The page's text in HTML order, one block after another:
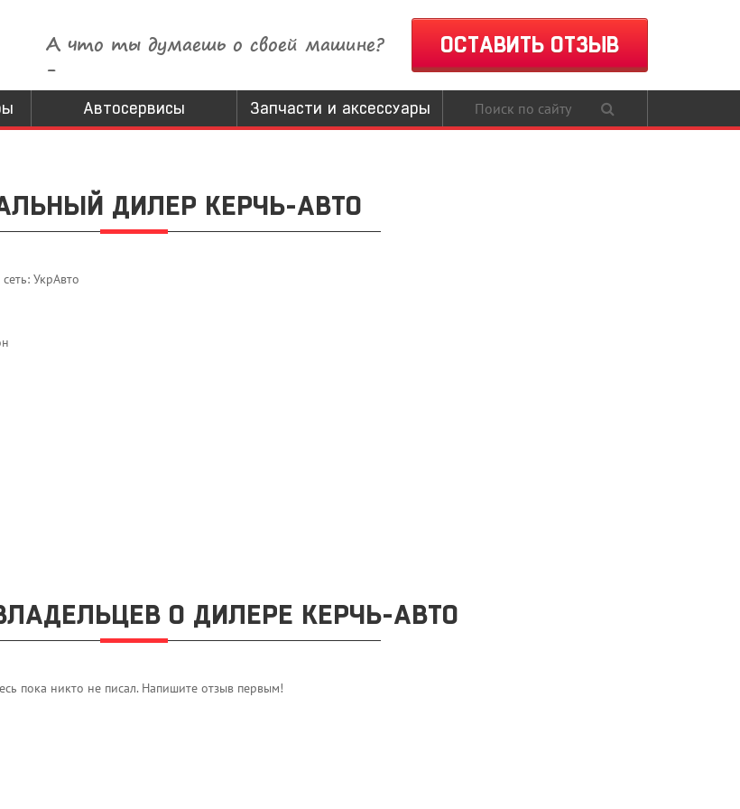
А что ты думаешь о своей машине?
-
ОСТАВИТЬ ОТЗЫВ
Автосервисы Запчасти и аксессуары
ДИЛЕР КЕРЧЬ-АВТО
УкрАвто
О ДИЛЕРЕ КЕРЧЬ-АВТО
пока никто не писал. Напишите отзыв первым!